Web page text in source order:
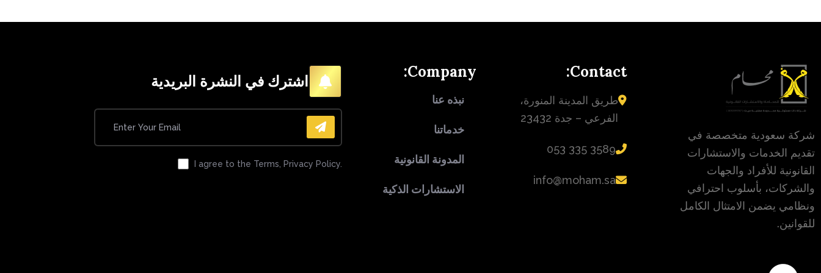
شركة سعودية متخصصة في
تقديم الخدمات والاستشارات
القانونية للأفراد والجهات
والشركات، بأسلوب احترافي
ونظامي يضمن الامتثال الكامل
للقوانين.
Contact:
طريق المدينة المنورة،
الفرعي – جدة 23432
‪053 335 3589‬
info@moham.sa
Company:
نبذه عنا
خدماتنا
المدونة القانونية
الاستشارات الذكية
اشترك في النشرة البريدية
I agree to the Terms, Privacy Policy.